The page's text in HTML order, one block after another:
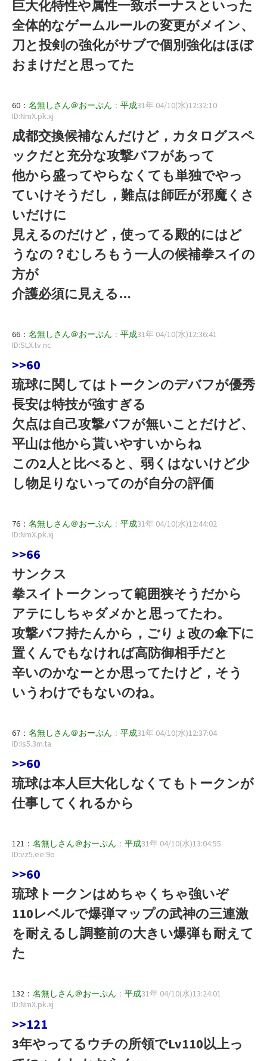
巨大化特性や属性一致ボーナスといった
全体的なゲームルールの変更がメイン、
刀と投剣の強化がサブで個別強化はほぼ
おまけだと思ってた
60： 名無しさん＠おーぷん ： 平成31年 04/10(水)12:32:10
ID:NmX.pk.xj
成都交換候補なんだけど，カタログスペ
ックだと充分な攻撃バフがあって
他から盛ってやらなくても単独でやっ
ていけそうだし，難点は師匠が邪魔くさ
いだけに
見えるのだけど，使ってる殿的にはど
うなの？むしろもう一人の候補拳スイの
方が
介護必須に見える…
66： 名無しさん＠おーぷん ： 平成31年 04/10(水)12:36:41
ID:SLX.tv.nc
>>60
琉球に関してはトークンのデバフが優秀
長安は特技が強すぎる
欠点は自己攻撃バフが無いことだけど、
平山は他から貰いやすいからね
この2人と比べると、弱くはないけど少
し物足りないってのが自分の評価
76： 名無しさん＠おーぷん ： 平成31年 04/10(水)12:44:02
ID:NmX.pk.xj
>>66
サンクス
拳スイトークンって範囲狭そうだから
アテにしちゃダメかと思ってたわ。
攻撃バフ持たんから，ごりょ改の傘下に
置くんでもなければ高防御相手だと
辛いのかなーとか思ってたけど，そう
いうわけでもないのね。
67： 名無しさん＠おーぷん ： 平成31年 04/10(水)12:37:04
ID:Is5.3m.ta
>>60
琉球は本人巨大化しなくてもトークンが
仕事してくれるから
121： 名無しさん＠おーぷん ： 平成31年 04/10(水)13:04:55
ID:vz5.ee.9o
>>60
琉球トークンはめちゃくちゃ強いぞ
110レベルで爆弾マップの武神の三連激
を耐えるし調整前の大きい爆弾も耐えて
た
132： 名無しさん＠おーぷん ： 平成31年 04/10(水)13:24:01
ID:NmX.pk.xj
>>121
3年やってるウチの所領でLv110以上っ